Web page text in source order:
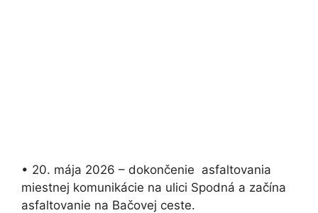
• 20. mája 2026 – dokončenie asfaltovania
miestnej komunikácie na ulici Spodná a začína
asfaltovanie na Bačovej ceste.